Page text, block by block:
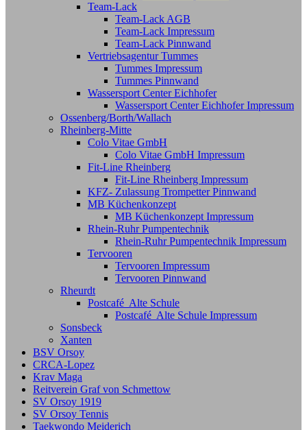
Team-Lack
Team-Lack AGB
Team-Lack Impressum
Team-Lack Pinnwand
Vertriebsagentur Tummes
Tummes Impressum
Tummes Pinnwand
Wassersport Center Eichhofer
Wassersport Center Eichhofer Impressum
Ossenberg/Borth/Wallach
Rheinberg-Mitte
Colo Vitae GmbH
Colo Vitae GmbH Impressum
Fit-Line Rheinberg
Fit-Line Rheinberg Impressum
KFZ- Zulassung Trompetter Pinnwand
MB Küchenkonzept
MB Küchenkonzept Impressum
Rhein-Ruhr Pumpentechnik
Rhein-Ruhr Pumpentechnik Impressum
Tervooren
Tervooren Impressum
Tervooren Pinnwand
Rheurdt
Postcafé Alte Schule
Postcafé Alte Schule Impressum
Sonsbeck
Xanten
BSV Orsoy
CRCA-Lopez
Krav Maga
Reitverein Graf von Schmettow
SV Orsoy 1919
SV Orsoy Tennis
Taekwondo Meiderich